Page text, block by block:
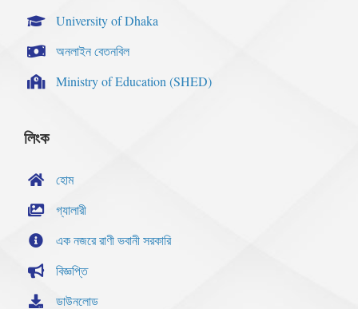
University of Dhaka
অনলাইন বেতনবিল
Ministry of Education (SHED)
লিংক
হোম
গ্যালারী
এক নজরে রাণী ভবানী সরকারি
বিজ্ঞপ্তি
ডাউনলোড